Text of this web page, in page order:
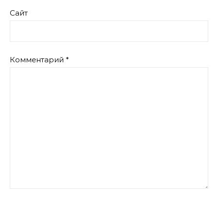
Сайт
Комментарий *